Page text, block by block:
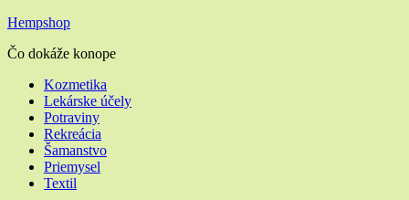
Hempshop
Čo dokáže konope
Hlavné
menu
Kozmetika
Lekárske účely
Potraviny
Rekreácia
Šamanstvo
Priemysel
Textil